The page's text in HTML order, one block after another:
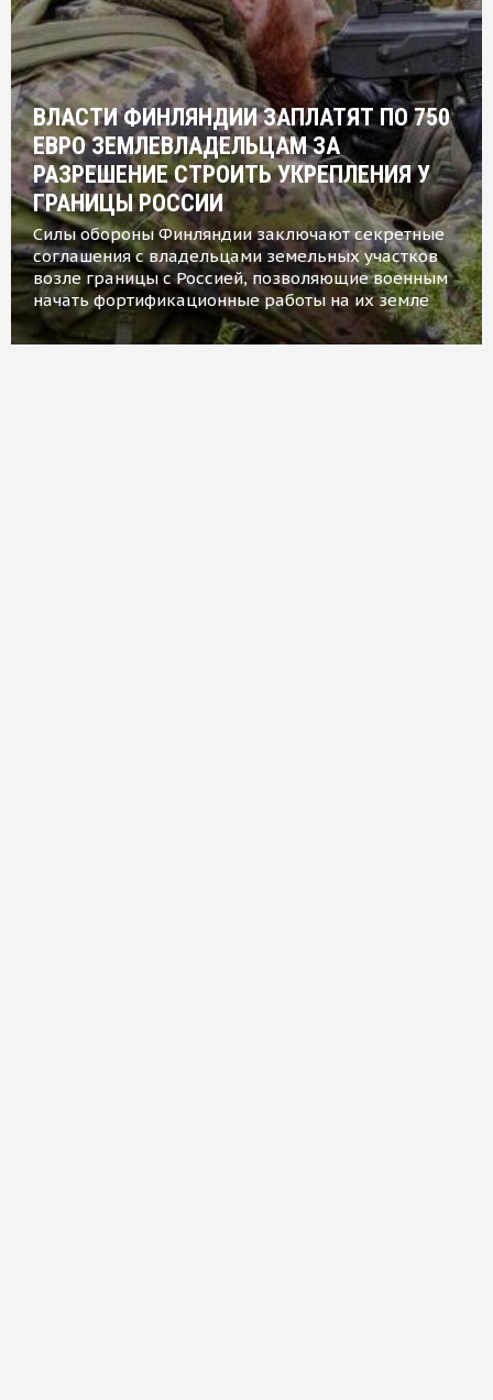
ВЛАСТИ ФИНЛЯНДИИ ЗАПЛАТЯТ ПО 750
ЕВРО ЗЕМЛЕВЛАДЕЛЬЦАМ ЗА
РАЗРЕШЕНИЕ СТРОИТЬ УКРЕПЛЕНИЯ У
ГРАНИЦЫ РОССИИ
Силы обороны Финляндии заключают секретные
соглашения с владельцами земельных участков
возле границы с Россией, позволяющие военным
начать фортификационные работы на их земле